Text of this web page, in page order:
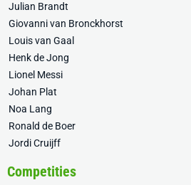
Julian Brandt
Giovanni van Bronckhorst
Louis van Gaal
Henk de Jong
Lionel Messi
Johan Plat
Noa Lang
Ronald de Boer
Jordi Cruijff
Competities